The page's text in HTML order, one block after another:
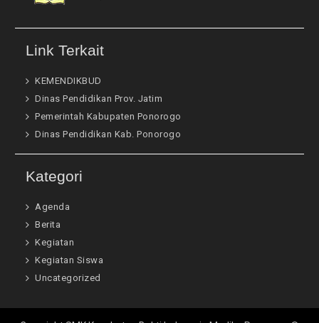
Link Terkait
KEMENDIKBUD
Dinas Pendidikan Prov. Jatim
Pemerintah Kabupaten Ponorogo
Dinas Pendidikan Kab. Ponorogo
Kategori
Agenda
Berita
Kegiatan
Kegiatan Siswa
Uncategorized